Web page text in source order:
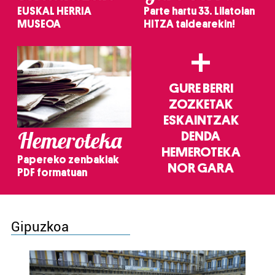
EUSKAL HERRIA
MUSEOA
Parte hartu 33. Lilatoian
HITZA taldearekin!
Hemeroteka
Papereko zenbakiak
PDF formatuan
+
GURE BERRI
ZOZKETAK
ESKAINTZAK
DENDA
HEMEROTEKA
NOR GARA
Gipuzkoa